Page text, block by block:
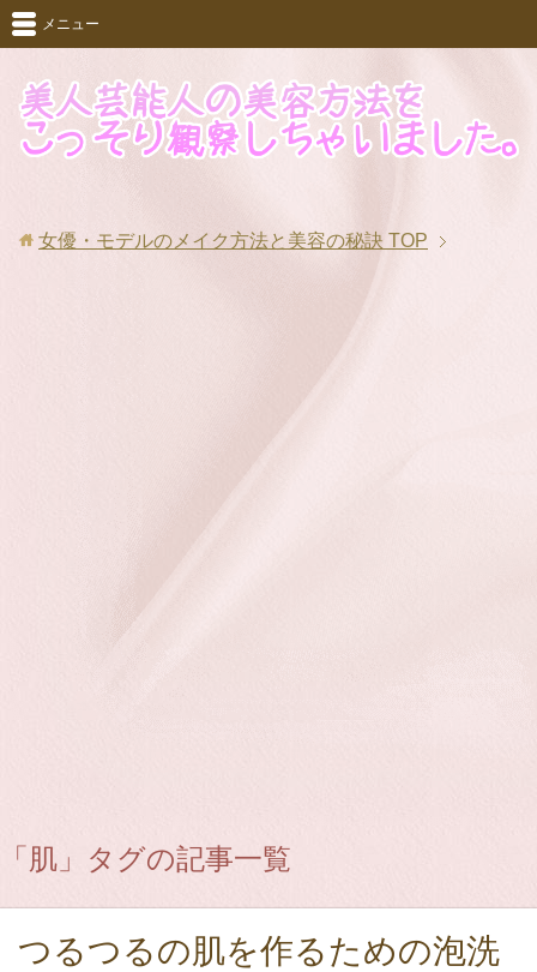
メニュー
女優・モデルのメイク方法と美容の秘訣 TOP
「肌」タグの記事一覧
つるつるの肌を作るための泡洗